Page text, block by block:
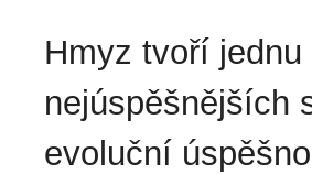
Hmyz tvoří
nejúspěšnějších
evoluční